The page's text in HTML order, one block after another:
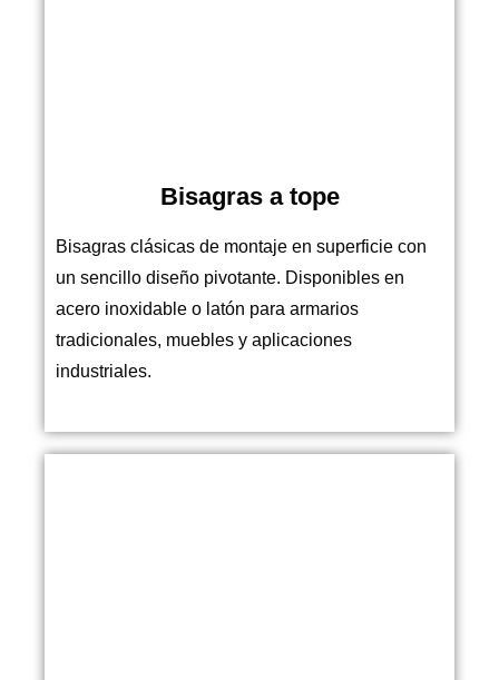
Bisagras a tope
Bisagras clásicas de montaje en superficie con
un sencillo diseño pivotante. Disponibles en
acero inoxidable o latón para armarios
tradicionales, muebles y aplicaciones
industriales.